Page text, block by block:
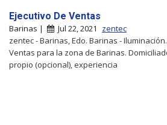
Ejecutivo De Ventas
Barinas | Jul 22, 2021
zentec
zentec - Barinas, Edo. Barinas -
Ventas para la zona de Barinas.
propio (opcional), experiencia